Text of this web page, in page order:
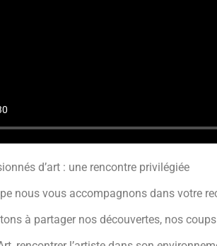
d’art : une rencontre privilégiée
nous vous accompagnons dans votre
à partager nos découvertes, nos